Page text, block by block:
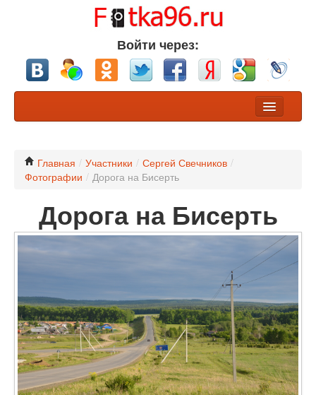
Войти через:
Конкурсы
Участники
Разделы
Профессионалы
Объявления
Добавить фото
Главная / Участники / Сергей Свечников /
Фотографии / Дорога на Бисерть
Дорога на Бисерть